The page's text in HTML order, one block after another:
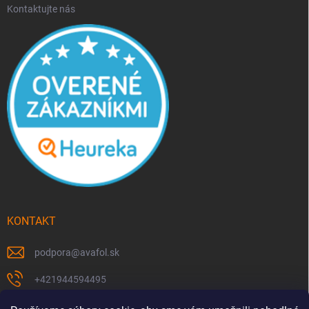
Kontaktujte nás
KONTAKT
podpora@avafol.sk
+421944594495
https://www.facebook.com/p/avafolsk-100091961793102/